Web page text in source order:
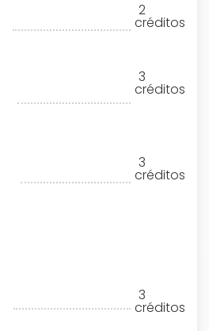
2
créditos
3
créditos
3
créditos
3
créditos